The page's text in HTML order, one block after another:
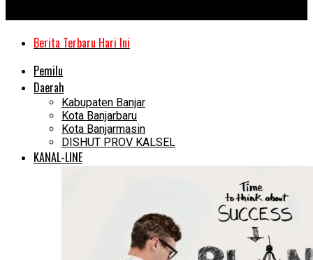
Berita Terbaru Hari Ini
Pemilu
Daerah
Kabupaten Banjar
Kota Banjarbaru
Kota Banjarmasin
DISHUT PROV KALSEL
KANAL-LINE